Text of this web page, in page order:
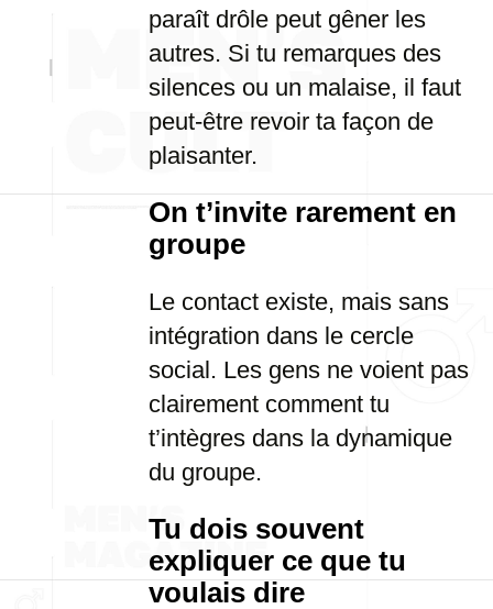
paraît drôle peut gêner les
autres. Si tu remarques des
silences ou un malaise, il faut
peut-être revoir ta façon de
plaisanter.
On t’invite rarement en
groupe
Le contact existe, mais sans
intégration dans le cercle
social. Les gens ne voient pas
clairement comment tu
t’intègres dans la dynamique
du groupe.
Tu dois souvent
expliquer ce que tu
voulais dire